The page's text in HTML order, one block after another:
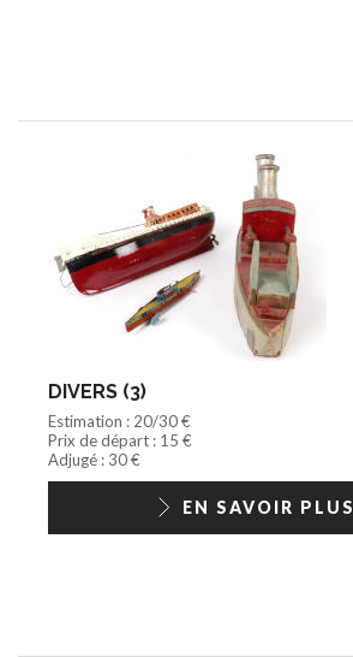
DIVERS (3)
Estimation : 20/30 €
Prix de départ : 15 €
Adjugé : 30 €
EN SAVOIR PLUS